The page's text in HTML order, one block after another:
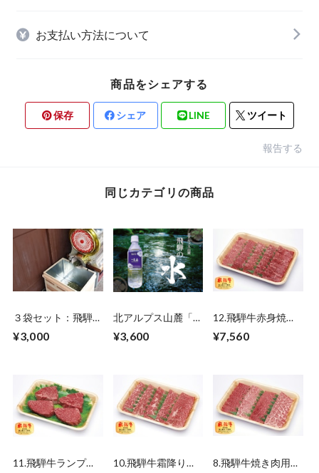
お支払い方法について
商品をシェアする
保存 シェア LINE ツイート
報告する
同じカテゴリの商品
３袋セット：飛騨亭
茶」
¥3,000
北アルプス山麓「飛
【500㎖×24本入】
¥3,600
12.飛騨牛赤身焼肉
¥7,560
11.飛騨牛ランプ・
10.飛騨牛霜降り焼
8.飛騨牛焼き肉用